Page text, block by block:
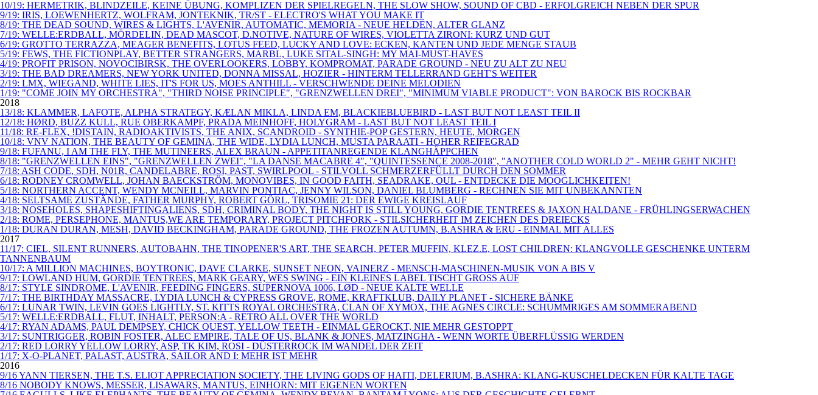
10/19: HERMETRIK, BLINDZEILE, KEINE ÜBUNG, KOMPLIZEN DER SPIELREGELN, THE SLOW SHOW, SOUND OF CBD - ERFOLGREICH NEBEN DER SPUR
9/19: IRIS, LOEWENHERTZ, WOLFRAM, JONTEKNIK, TR/ST - ELECTRO'S WHAT YOU MAKE IT
8/19: THE DEAD SOUND, WIRES & LIGHTS, L'AVENIR, AUTOMATIC, MEMORIA - NEUE HELDEN, ALTER GLANZ
7/19: WELLE:ERDBALL, MÖRDELIN, DEAD MASCOT, D.NOTIVE, NATURE OF WIRES, VIOLETTA ZIRONI: KURZ UND GUT
6/19: GROTTO TERRAZZA, MEAGER BENEFITS, LOTUS FEED, LUCKY AND LOVE: ECKEN, KANTEN UND JEDE MENGE STAUB
5/19: FEWS, THE FICTIONPLAY, BETTER STRANGERS, MARBL, LUKE SITAL-SINGH: MY MAI-MUST-HAVES
4/19: PROFIT PRISON, NOVOCIBIRSK, THE OVERLOOKERS, LOBBY, KOMPROMAT, PARADE GROUND - NEU ZU ALT ZU NEU
3/19: THE BAD DREAMERS, NEW YORK UNITED, DONNA MISSAL, HOZIER - HINTERM TELLERRAND GEHT'S WEITER
2/19: LMX, WIEGAND, WHITE LIES, IT'S FOR US, MOES ANTHILL - VERSCHWENDE DEINE MELODIEN
1/19: "COME JOIN MY ORCHESTRA", "THIRD NOISE PRINCIPLE", "GRENZWELLEN DREI", "MINIMUM VIABLE PRODUCT": VON BAROCK BIS ROCKBAR
2018
13/18: KLAMMER, LAFOTE, ALPHA STRATEGY, KÆLAN MIKLA, LINDA EM, BLACKIEBLUEBIRD - LAST BUT NOT LEAST TEIL II
12/18: HØRD, BUZZ KULL, RUE OBERKAMPF, PRADA MEINHOFF, HOLYGRAM - LAST BUT NOT LEAST TEIL I
11/18: RE-FLEX, !DISTAIN, RADIOAKTIVISTS, THE ANIX, SCANDROID - SYNTHIE-POP GESTERN, HEUTE, MORGEN
10/18: VNV NATION, THE BEAUTY OF GEMINA, THE WIDE, LYDIA LUNCH, MUSTA PARAATI - HOHER REIFEGRAD
9/18: FUFANU, I AM THE FLY, THE MUTINEERS, ALEX BRAUN - APPETITANREGENDE KLANGHÄPPCHEN
8/18: "GRENZWELLEN EINS", "GRENZWELLEN ZWEI", "LA DANSE MACABRE 4", "QUINTESSENCE 2008-2018", "ANOTHER COLD WORLD 2" - MEHR GEHT NICHT!
7/18: ASH CODE, SDH, N01R, CANDELABRE, ROSI, PAST, SWIRLPOOL - STILVOLL SCHMERZERFÜLLT DURCH DEN SOMMER
6/18: RODNEY CROMWELL, JOHAN BAECKSTRÖM, MONOVIBES, IN GOOD FAITH, SEADRAKE, OUL - ENTDECKE DIE MOOGLICHKEITEN!
5/18: NORTHERN ACCENT, WENDY MCNEILL, MARVIN PONTIAC, JENNY WILSON, DANIEL BLUMBERG - RECHNEN SIE MIT UNBEKANNTEN
4/18: SELTSAME ZUSTÄNDE, FATHER MURPHY, ROBERT GÖRL, TRISOMIE 21: DER EWIGE KREISLAUF
3/18: NOSEHOLES, SHAPESHIFTINGALIENS, SDH, CRIMINAL BODY, THE NIGHT IS STILL YOUNG, GORDIE TENTREES & JAXON HALDANE - FRÜHLINGSERWACHEN
2/18: ROME, PERSEPHONE, MANTUS,WE ARE TEMPORARY, PROJECT PITCHFORK - STILSICHERHEIT IM ZEICHEN DES DREIECKS
1/18: DURAN DURAN, MESH, DAVID BECKINGHAM, PARADE GROUND, THE FROZEN AUTUMN, B.ASHRA & ERU - EINMAL MIT ALLES
2017
11/17: CIEL, SILENT RUNNERS, AUTOBAHN, THE TINOPENER'S ART, THE SEARCH, PETER MUFFIN, KLEZ.E, LOST CHILDREN: KLANGVOLLE GESCHENKE UNTERM
TANNENBAUM
10/17: A MILLION MACHINES, BOYTRONIC, DAVE CLARKE, SUNSET NEON, VAINERZ - MENSCH-MASCHINEN-MUSIK VON A BIS V
9/17: LOWLAND HUM, GORDIE TENTREES, MARK GEARY, WES SWING - EIN KLEINES LABEL TISCHT GROSS AUF
8/17: STYLE SINDROME, L'AVENIR, FEEDING FINGERS, SUPERNOVA 1006, LØD - NEUE KALTE WELLE
7/17: THE BIRTHDAY MASSACRE, LYDIA LUNCH & CYPRESS GROVE, ROME, KRAFTKLUB, DAILY PLANET - SICHERE BÄNKE
6/17: LUNAR TWIN, LEVIN GOES LIGHTLY, ST. KITTS ROYAL ORCHESTRA, CLAN OF XYMOX, THE AGNES CIRCLE: SCHUMMRIGES AM SOMMERABEND
5/17: WELLE:ERDBALL, FLUT, INHALT, PERSON:A - RETRO ALL OVER THE WORLD
4/17: RYAN ADAMS, PAUL DEMPSEY, CHICK QUEST, YELLOW TEETH - EINMAL GEROCKT, NIE MEHR GESTOPPT
3/17: SUNTRIGGER, ROBIN FOSTER, ALEC EMPIRE, TALE OF US, BLANK & JONES, MATZINGHA - WENN WORTE ÜBERFLÜSSIG WERDEN
2/17: RED LORRY YELLOW LORRY, ASP, TK KIM, ROSI - DÜSTERROCK IM WANDEL DER ZEIT
1/17: X-O-PLANET, PALAST, AUSTRA, SAILOR AND I: MEHR IST MEHR
2016
9/16 YANN TIERSEN, THE T.S. ELIOT APPRECIATION SOCIETY, THE LIVING GODS OF HAITI, DELERIUM, B.ASHRA: KLANG-KUSCHELDECKEN FÜR KALTE TAGE
8/16 NOBODY KNOWS, MESSER, LISAWARS, MANTUS, EINHORN: MIT EIGENEN WORTEN